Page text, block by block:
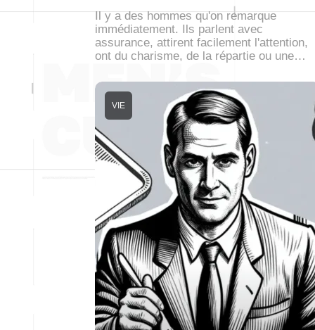
Il y a des hommes qu'on remarque
immédiatement. Ils parlent avec
assurance, attirent facilement l'attention,
ont du charisme, de la répartie ou une…
VIE